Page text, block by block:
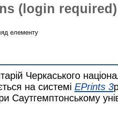
(login required)
елементу
Черкаського
на системі EPrints 3
Саутгемптонському